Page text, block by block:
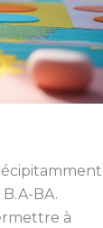
BA.
à